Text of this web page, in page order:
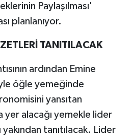
Paylaşılması'
planlanıyor.
TANITILACAK
ardından Emine
öğle yemeğinde
yansıtan
yer alacağı yemekle lider
tanıtılacak. Lider